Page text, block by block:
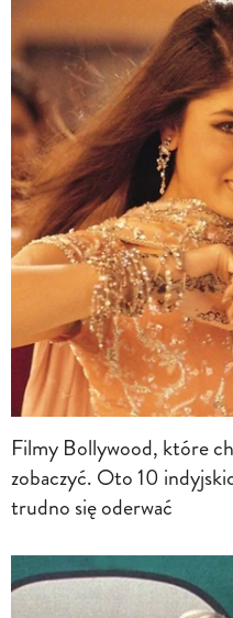
Filmy Bollywood, które
zobaczyć. Oto 10
trudno się oderwać